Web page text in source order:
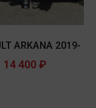
ARKANA 2019-
14 400 ₽